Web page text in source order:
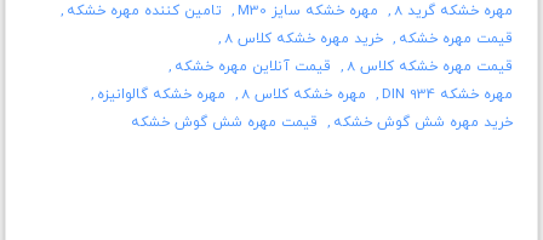
مهره خشکه گرید 8 مهره خشکه سایز M30
تامین کننده مهره خشکه
قیمت مهره خشکه
خرید مهره خشکه کلاس 8
قیمت مهره خشکه کلاس 8
قیمت آنلاین مهره خشکه
مهره خشکه DIN 934
مهره خشکه کلاس 8
مهره خشکه گالوانیزه
خرید مهره شش گوش خشکه
قیمت مهره شش گوش خشکه